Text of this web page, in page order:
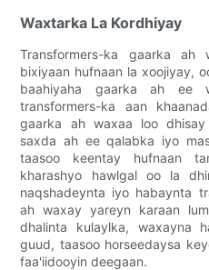
Waxtarka La Kordhiyay
Transformers-ka gaarka ah
bixiyaan hufnaan la xoojiyay,
baahiyaha gaarka ah ee
transformers-ka aan
gaarka ah waxaa loo
saxda ah ee qalabka iyo
taasoo keentay hufnaan
kharashyo hawlgal oo la
naqshadeynta iyo habaynta
ah waxay yareyn karaan
dhalinta kulaylka, waxayna
guud, taasoo horseedaysa
faa'iidooyin deegaan.